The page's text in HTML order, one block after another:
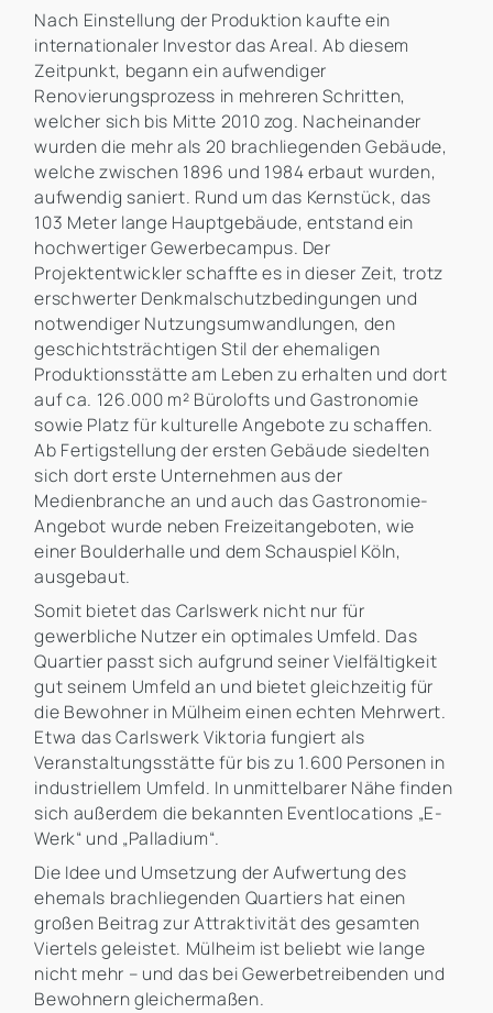
Nach Einstellung der Produktion kaufte ein
internationaler Investor das Areal. Ab diesem
Zeitpunkt, begann ein aufwendiger
Renovierungsprozess in mehreren Schritten,
welcher sich bis Mitte 2010 zog. Nacheinander
wurden die mehr als 20 brachliegenden Gebäude,
welche zwischen 1896 und 1984 erbaut wurden,
aufwendig saniert. Rund um das Kernstück, das
103 Meter lange Hauptgebäude, entstand ein
hochwertiger Gewerbecampus. Der
Projektentwickler schaffte es in dieser Zeit, trotz
erschwerter Denkmalschutzbedingungen und
notwendiger Nutzungsumwandlungen, den
geschichtsträchtigen Stil der ehemaligen
Produktionsstätte am Leben zu erhalten und dort
auf ca. 126.000 m² Bürolofts und Gastronomie
sowie Platz für kulturelle Angebote zu schaffen.
Ab Fertigstellung der ersten Gebäude siedelten
sich dort erste Unternehmen aus der
Medienbranche an und auch das Gastronomie-
Angebot wurde neben Freizeitangeboten, wie
einer Boulderhalle und dem Schauspiel Köln,
ausgebaut.
Somit bietet das Carlswerk nicht nur für
gewerbliche Nutzer ein optimales Umfeld. Das
Quartier passt sich aufgrund seiner Vielfältigkeit
gut seinem Umfeld an und bietet gleichzeitig für
die Bewohner in Mülheim einen echten Mehrwert.
Etwa das Carlswerk Viktoria fungiert als
Veranstaltungsstätte für bis zu 1.600 Personen in
industriellem Umfeld. In unmittelbarer Nähe finden
sich außerdem die bekannten Eventlocations „E-
Werk“ und „Palladium“.
Die Idee und Umsetzung der Aufwertung des
ehemals brachliegenden Quartiers hat einen
großen Beitrag zur Attraktivität des gesamten
Viertels geleistet. Mülheim ist beliebt wie lange
nicht mehr – und das bei Gewerbetreibenden und
Bewohnern gleichermaßen.